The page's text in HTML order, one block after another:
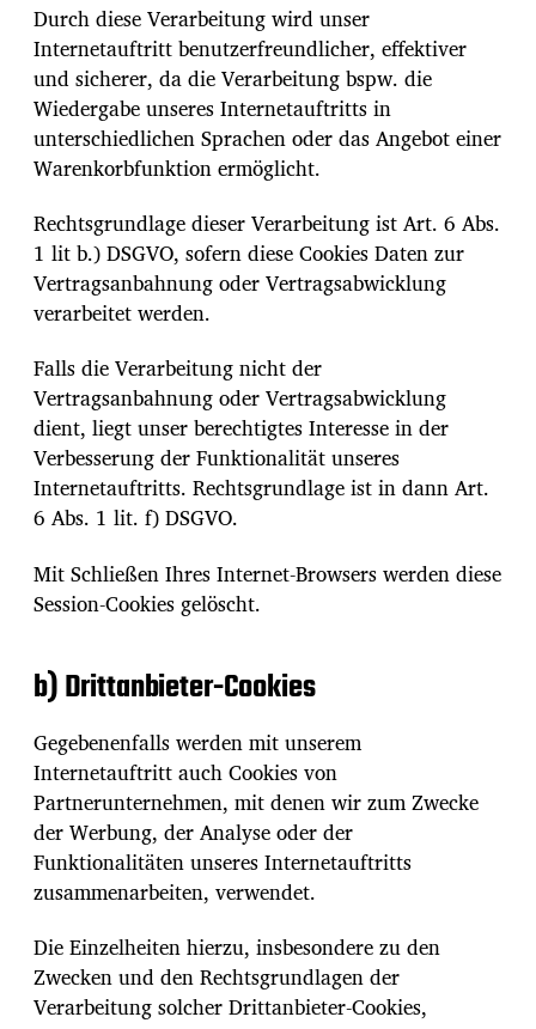
Durch diese Verarbeitung wird unser
Internetauftritt benutzerfreundlicher, effektiver
und sicherer, da die Verarbeitung bspw. die
Wiedergabe unseres Internetauftritts in
unterschiedlichen Sprachen oder das Angebot einer
Warenkorbfunktion ermöglicht.
Rechtsgrundlage dieser Verarbeitung ist Art. 6 Abs.
1 lit b.) DSGVO, sofern diese Cookies Daten zur
Vertragsanbahnung oder Vertragsabwicklung
verarbeitet werden.
Falls die Verarbeitung nicht der
Vertragsanbahnung oder Vertragsabwicklung
dient, liegt unser berechtigtes Interesse in der
Verbesserung der Funktionalität unseres
Internetauftritts. Rechtsgrundlage ist in dann Art.
6 Abs. 1 lit. f) DSGVO.
Mit Schließen Ihres Internet-Browsers werden diese
Session-Cookies gelöscht.
b) Drittanbieter-Cookies
Gegebenenfalls werden mit unserem
Internetauftritt auch Cookies von
Partnerunternehmen, mit denen wir zum Zwecke
der Werbung, der Analyse oder der
Funktionalitäten unseres Internetauftritts
zusammenarbeiten, verwendet.
Die Einzelheiten hierzu, insbesondere zu den
Zwecken und den Rechtsgrundlagen der
Verarbeitung solcher Drittanbieter-Cookies,